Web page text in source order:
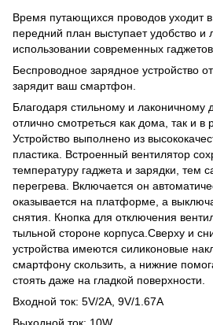
Время путающихся проводов уходит
передний план выступает удобство и
использовании современных гаджетов.
Беспроводное зарядное устройство
зарядит ваш смартфон.
Благодаря стильному и лаконичному
отлично смотреться как дома, так и в
Устройство выполнено из
пластика. Встроенный вентилятор
температуру гаджета и зарядки, тем
перегрева. Включается он
оказывается на платформе, а
снятия. Кнопка для отключения
тыльной стороне корпуса.Сверху и
устройства имеются силиконовые
смартфону скользить, а нижние
стоять даже на гладкой поверхности.
Входной ток: 5V/2А, 9V/1.67A
Выходной ток: 10W